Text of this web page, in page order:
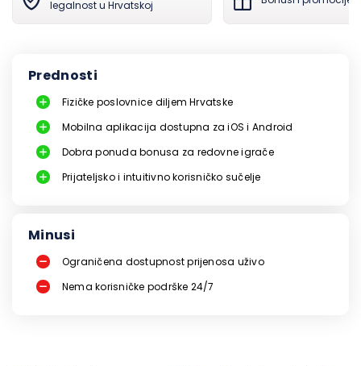
legalnost u Hrvatskoj
Prednosti
Fizičke poslovnice diljem Hrvatske
Mobilna aplikacija dostupna za iOS i Android
Dobra ponuda bonusa za redovne igrače
Prijateljsko i intuitivno korisničko sučelje
Minusi
Ograničena dostupnost prijenosa uživo
Nema korisničke podrške 24/7